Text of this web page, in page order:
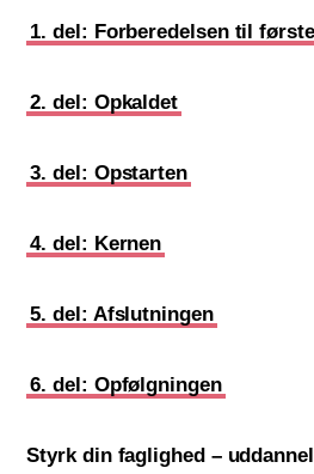
1. del: Forberedelsen til
2. del: Opkaldet
3. del: Opstarten
4. del: Kernen
5. del: Afslutningen
6. del: Opfølgningen
Styrk din faglighed –